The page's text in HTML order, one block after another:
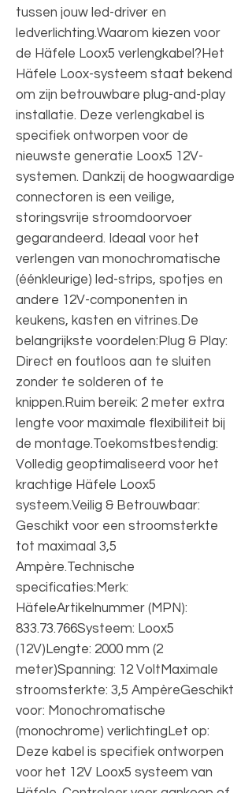
tussen jouw led-driver en
ledverlichting.Waarom kiezen voor
de Häfele Loox5 verlengkabel?Het
Häfele Loox-systeem staat bekend
om zijn betrouwbare plug-and-play
installatie. Deze verlengkabel is
specifiek ontworpen voor de
nieuwste generatie Loox5 12V-
systemen. Dankzij de hoogwaardige
connectoren is een veilige,
storingsvrije stroomdoorvoer
gegarandeerd. Ideaal voor het
verlengen van monochromatische
(éénkleurige) led-strips, spotjes en
andere 12V-componenten in
keukens, kasten en vitrines.De
belangrijkste voordelen:Plug & Play:
Direct en foutloos aan te sluiten
zonder te solderen of te
knippen.Ruim bereik: 2 meter extra
lengte voor maximale flexibiliteit bij
de montage.Toekomstbestendig:
Volledig geoptimaliseerd voor het
krachtige Häfele Loox5
systeem.Veilig & Betrouwbaar:
Geschikt voor een stroomsterkte
tot maximaal 3,5
Ampère.Technische
specificaties:Merk:
HäfeleArtikelnummer (MPN):
833.73.766Systeem: Loox5
(12V)Lengte: 2000 mm (2
meter)Spanning: 12 VoltMaximale
stroomsterkte: 3,5 AmpèreGeschikt
voor: Monochromatische
(monochrome) verlichtingLet op:
Deze kabel is specifiek ontworpen
voor het 12V Loox5 systeem van